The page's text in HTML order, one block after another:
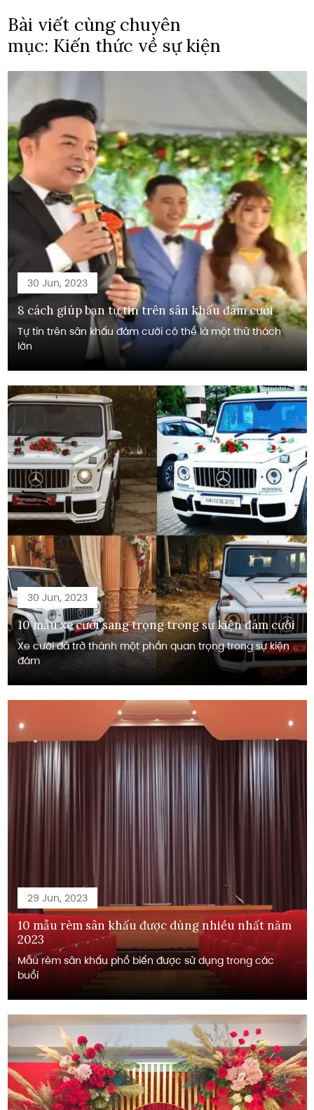
Bài viết cùng chuyên
mục: Kiến thức về sự kiện
30 Jun, 2023
8 cách giúp bạn tự tin trên sân khấu đám cưới
Tự tin trên sân khấu đám cưới có thể là một thử thách
lớn
30 Jun, 2023
10 mẫu xe cưới sang trọng trong sự kiện đám cưới
Xe cưới đã trở thành một phần quan trọng trong sự kiện
đám
29 Jun, 2023
10 mẫu rèm sân khấu được dùng nhiều nhất năm
2023
Mẫu rèm sân khấu phổ biến được sử dụng trong các
buổi